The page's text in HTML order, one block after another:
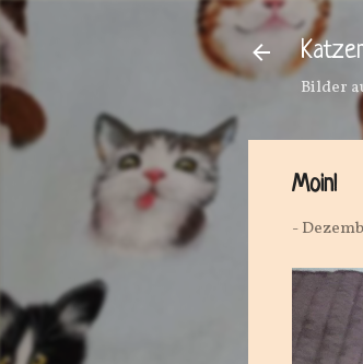
Bilder
Moin!
-